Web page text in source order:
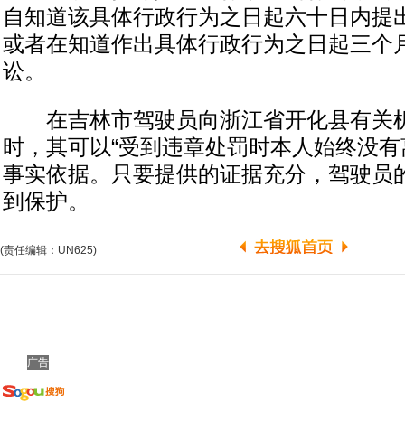
自知道该具体行政行为之日起六十日内提
或者在知道作出具体行政行为之日起三个
讼。
在吉林市驾驶员向浙江省开化县有关
时，其可以“受到违章处罚时本人始终没
事实依据。只要提供的证据充分，驾驶员
到保护。
(责任编辑：UN625)
广告